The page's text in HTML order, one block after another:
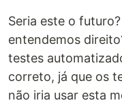
Seria este o
entendemos
testes
correto, já que os
não iria usar esta